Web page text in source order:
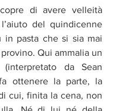
di avere velleità
del quindicenne
in pasta che si sia mai
Qui ammalia un
(interpretato da Sean
ottenere la parte, la
cui, finita la cena, non